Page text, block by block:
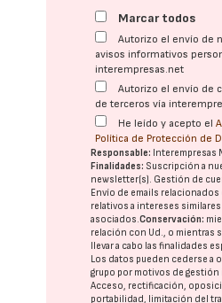
Marcar todos
Autorizo el envío de
avisos informativos
interempresas.net
Autorizo el envío de
de terceros vía
He leído y acepto el
Política de Protección de
Responsable: Interempresas
Finalidades: Suscripción a
newsletter(s). Gestión de
Envío de emails relacionados
relativos a intereses similares
asociados.Conservación:
relación con Ud., o mientras
llevar a cabo las finalidades
Los datos pueden cederse a
grupo por motivos de gestión
Acceso, rectificación,
portabilidad, limitación del